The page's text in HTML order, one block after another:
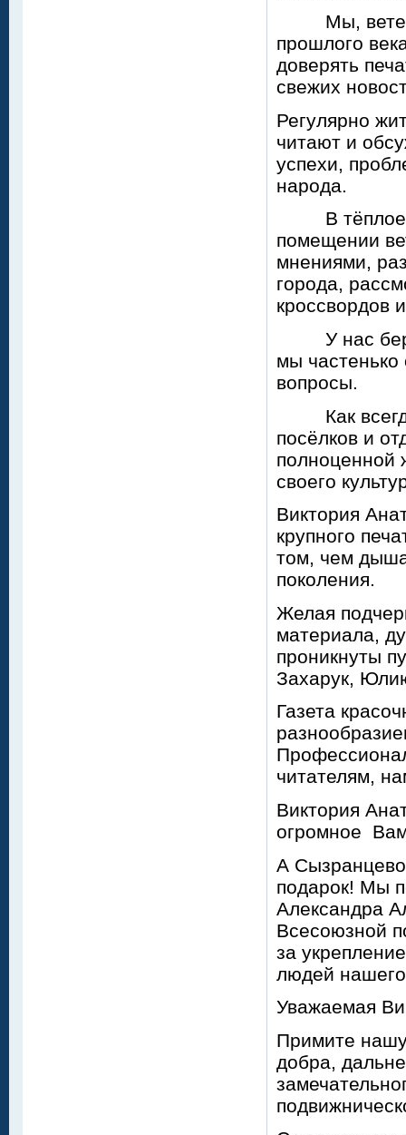
Мы,
прошлого
доверять
свежих
Регулярно
читают и
успехи,
народа.
В тёплое
помещении
мнениями,
города,
кроссвордов
У нас
мы
вопросы.
Как всегда
посёлков и
полноценной
своего
Виктория
крупного
том, чем
поколения.
Желая
материала,
проникнуты
Захарук,
Газета
читателям,
Виктория
огромное
А
подарок! Мы
Александра
Всесоюзной
за
людей
Уважаемая
Примите
добра,